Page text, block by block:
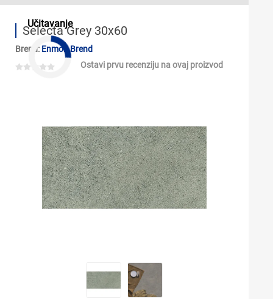
Učitavanje
Selecta Grey 30x60
Brend: Enmon Brend
Ostavi prvu recenziju na ovaj proizvod